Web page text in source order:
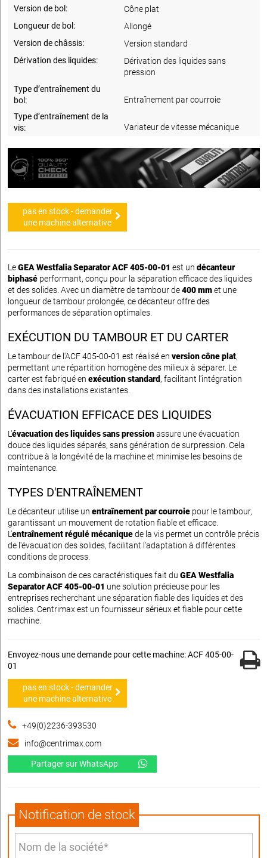
Version de bol:
Cône plat
Longueur de bol:
Allongé
Version de châssis:
Version standard
Dérivation des liquides:
Dérivation des liquides sans
pression
Type d’entraînement du
bol:
Entraînement par courroie
Type d’entraînement de la
vis:
Variateur de vitesse mécanique
pas en stock - demander
une machine alternative
LeGEA Westfalia Separator ACF 405-00-01 est un décanteur
biphasé performant, conçu pour la séparation efficace des liquides
et des solides. Avec un diamètre de tambour de400 mmet une
longueur de tambour prolongée, ce décanteur offre des
performances de séparation optimales.
EXÉCUTION DU TAMBOUR ET DU CARTER
Le tambour de l'ACF 405-00-01 est réalisé en version cône plat,
permettant une répartition homogène des milieux à séparer. Le
carter est fabriqué en exécution standard , facilitant l'intégration
dans des installations existantes.
ÉVACUATION EFFICACE DES LIQUIDES
L'évacuation des liquides sans pressionassure une évacuation
douce des liquides séparés, sans génération de surpression. Cela
contribue à la longévité de la machine et minimise les besoins de
maintenance.
TYPES D'ENTRAÎNEMENT
Le décanteur utilise un entraînement par courroie pour le tambour,
garantissant un mouvement de rotation fiable et efficace.
L'entraînement régulé mécaniquede la vis permet un contrôle précis
de l'évacuation des solides, facilitant l'adaptation à différentes
conditions de process.
La combinaison de ces caractéristiques fait du GEA Westfalia
Separator ACF 405-00-01 une solution précieuse pour les
entreprises recherchant une séparation fiable des liquides et des
solides. Centrimax est un fournisseur sérieux et fiable pour cette
machine.
Envoyez-nous une demande pour cette machine: ACF 405-00-
01
pas en stock - demander
une machine alternative
+49(0)2236-393530
info@centrimax.com
Partager sur WhatsApp
Notification de stock